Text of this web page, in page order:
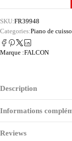
SKU:FR39948
Categories:Piano de
Marque :FALCON
Description
Informations
Reviews